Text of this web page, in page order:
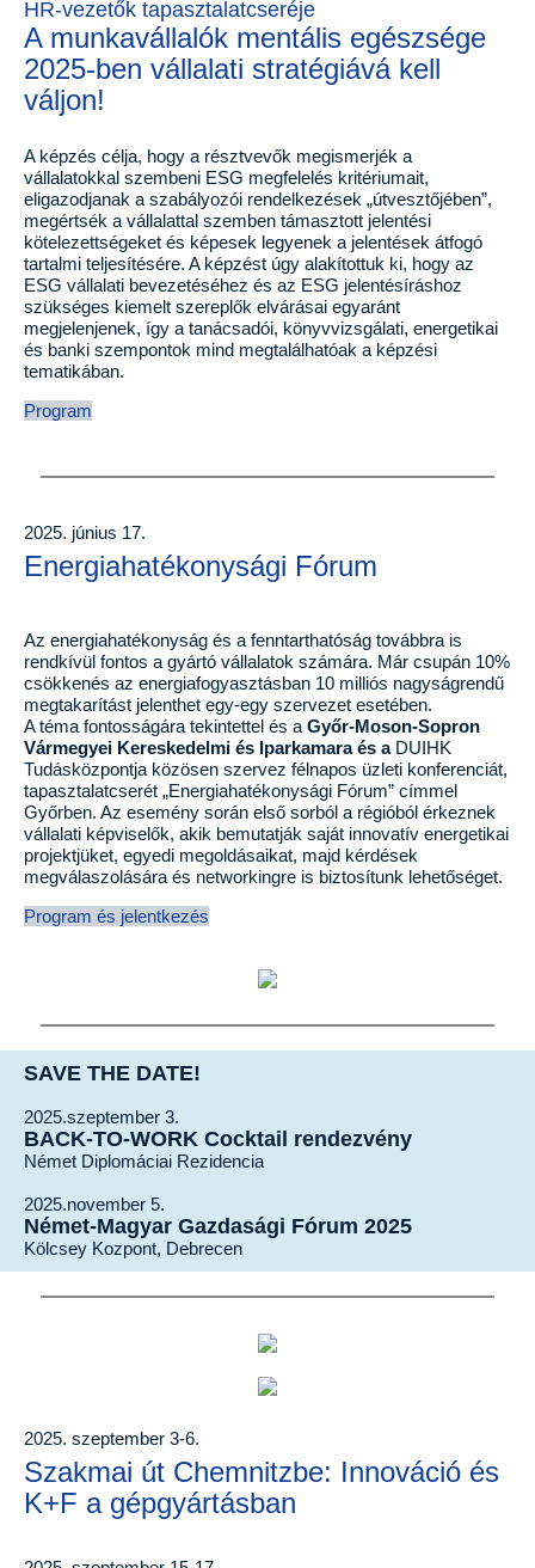
HR-vezetők tapasztalatcseréje
A munkavállalók mentális egészsége
2025-ben vállalati stratégiává kell
váljon!
A képzés célja, hogy a résztvevők megismerjék a
vállalatokkal szembeni ESG megfelelés kritériumait,
eligazodjanak a szabályozói rendelkezések „útvesztőjében”,
megértsék a vállalattal szemben támasztott jelentési
kötelezettségeket és képesek legyenek a jelentések átfogó
tartalmi teljesítésére. A képzést úgy alakítottuk ki, hogy az
ESG vállalati bevezetéséhez és az ESG jelentésíráshoz
szükséges kiemelt szereplők elvárásai egyaránt
megjelenjenek, így a tanácsadói, könyvvizsgálati, energetikai
és banki szempontok mind megtalálhatóak a képzési
tematikában.
Program
2025. június 17.
Energiahatékonysági Fórum
Az energiahatékonyság és a fenntarthatóság továbbra is
rendkívül fontos a gyártó vállalatok számára. Már csupán 10%
csökkenés az energiafogyasztásban 10 milliós nagyságrendű
megtakarítást jelenthet egy-egy szervezet esetében.
A téma fontosságára tekintettel és a Győr-Moson-Sopron
Vármegyei Kereskedelmi és Iparkamara és a DUIHK
Tudásközpontja közösen szervez félnapos üzleti konferenciát,
tapasztalatcserét „Energiahatékonysági Fórum” címmel
Győrben. Az esemény során első sorból a régióból érkeznek
vállalati képviselők, akik bemutatják saját innovatív energetikai
projektjüket, egyedi megoldásaikat, majd kérdések
megválaszolására és networkingre is biztosítunk lehetőséget.
Program és jelentkezés
SAVE THE DATE!
2025.szeptember 3.
BACK-TO-WORK Cocktail rendezvény
Német Diplomáciai Rezidencia
2025.november 5.
Német-Magyar Gazdasági Fórum 2025
Kölcsey Kozpont, Debrecen
2025. szeptember 3-6.
Szakmai út Chemnitzbe: Innováció és
K+F a gépgyártásban